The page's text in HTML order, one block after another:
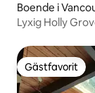
Boende i
Lyxig Holly
Gästfavorit
Gästfavorit